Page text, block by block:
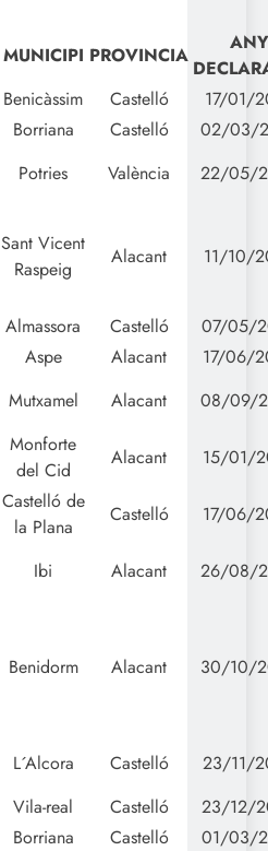
MUNICIPI PROVINCIA
ANY
Benicàssim Castelló
17/01/
Borriana Castelló
02/03/
Potries València
22/05/
Sant Vicent
Raspeig
Alacant 11/10/
Almassora Castelló
07/05/
Aspe Alacant
17/06/
Mutxamel Alacant
08/09/
Monforte
del Cid
Alacant
15/01/
Castelló de
la Plana
Castelló
17/06/
Ibi Alacant
26/08/
Benidorm Alacant 30/10/
L´Alcora Castelló
23/11/
Vila-real Castelló
23/12/
Borriana Castelló
01/03/